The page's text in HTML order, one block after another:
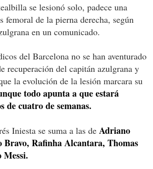
se lesionó solo, padece una
femoral de la pierna derecha, según
en un comunicado.
del Barcelona no se han aventurado
recuperación del capitán azulgrana y
la evolución de la lesión marcara su
todo apunta a que estará
de cuatro de semanas.
Iniesta se suma a las de Adriano
Rafinha Alcantara, Thomas
Messi.